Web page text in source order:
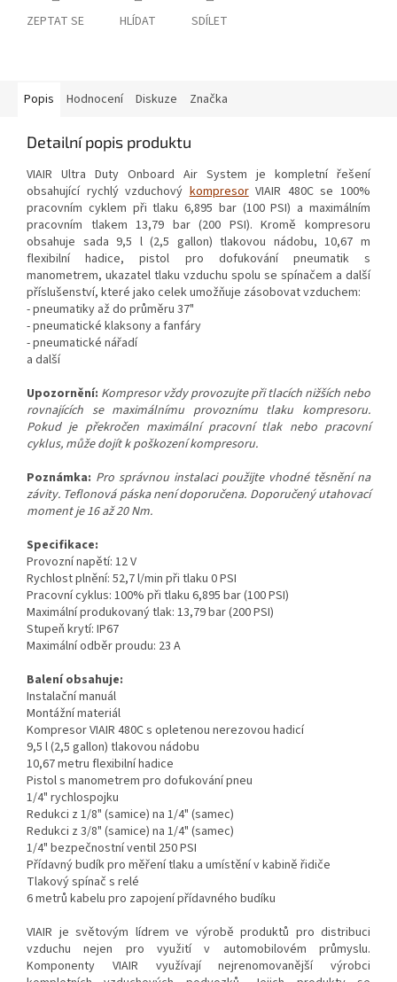
ZEPTAT SE HLÍDAT SDÍLET
Popis Hodnocení Diskuze Značka
Detailní popis produktu
VIAIR Ultra Duty Onboard Air System je kompletní řešení
obsahující rychlý vzduchovýkompresorVIAIR 480C se 100%
pracovním cyklem při tlaku 6,895 bar (100 PSI) a maximálním
pracovním tlakem 13,79 bar (200 PSI). Kromě kompresoru
obsahuje sada 9,5 l (2,5 gallon) tlakovou nádobu, 10,67 m
flexibilní hadice, pistol pro dofukování pneumatik s
manometrem, ukazatel tlaku vzduchu spolu se spínačem a další
příslušenství, které jako celek umožňuje zásobovat vzduchem:
- pneumatiky až do průměru 37"
- pneumatické klaksony a fanfáry
- pneumatické nářadí
a další
Upozornění: Kompresor vždy provozujte při tlacích nižších nebo
rovnajících se maximálnímu provoznímu tlaku kompresoru.
Pokud je překročen maximální pracovní tlak nebo pracovní
cyklus, může dojít k poškození kompresoru.
Poznámka: Pro správnou instalaci použijte vhodné těsnění na
závity. Teflonová páska není doporučena. Doporučený utahovací
moment je 16 až 20 Nm.
Specifikace:
Provozní napětí: 12 V
Rychlost plnění: 52,7 l/min při tlaku 0 PSI
Pracovní cyklus: 100% při tlaku 6,895 bar (100 PSI)
Maximální produkovaný tlak: 13,79 bar (200 PSI)
Stupeň krytí: IP67
Maximální odběr proudu: 23 A
Balení obsahuje:
Instalační manuál
Montážní materiál
Kompresor VIAIR 480C s opletenou nerezovou hadicí
9,5 l (2,5 gallon) tlakovou nádobu
10,67 metru flexibilní hadice
Pistol s manometrem pro dofukování pneu
1/4" rychlospojku
Redukci z 1/8" (samice) na 1/4" (samec)
Redukci z 3/8" (samice) na 1/4" (samec)
1/4" bezpečnostní ventil 250 PSI
Přídavný budík pro měření tlaku a umístění v kabině řidiče
Tlakový spínač s relé
6 metrů kabelu pro zapojení přídavného budíku
VIAIR je světovým lídrem ve výrobě produktů pro distribuci
vzduchu nejen pro využití v automobilovém průmyslu.
Komponenty VIAIR využívají nejrenomovanější výrobci